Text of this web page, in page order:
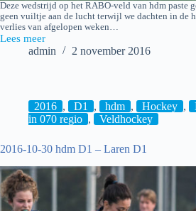
Deze wedstrijd op het RABO-veld van hdm paste
geen vuiltje aan de lucht terwijl we dachten in de
verlies van afgelopen weken…
Lees meer
2016-
2]
admin 2 november 2016
2016 , D1 , hdm , Hockey ,
in 070 regio , Veldhockey
2016-10-30 hdm D1 – Laren D1